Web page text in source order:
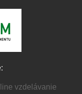
vzdelávanie